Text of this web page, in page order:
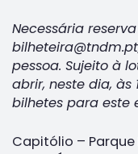
Necessária
pessoa. Sujeito à
abrir, neste dia, às
bilhetes para este
Capitólio – Parque